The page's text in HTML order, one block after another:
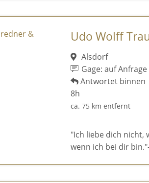
Udo Wolff
Alsdorf
Gage: auf Anfrage
Antwortet binnen
8h
ca. 75 km entfernt
"Ich liebe dich nicht,
wenn ich bei dir